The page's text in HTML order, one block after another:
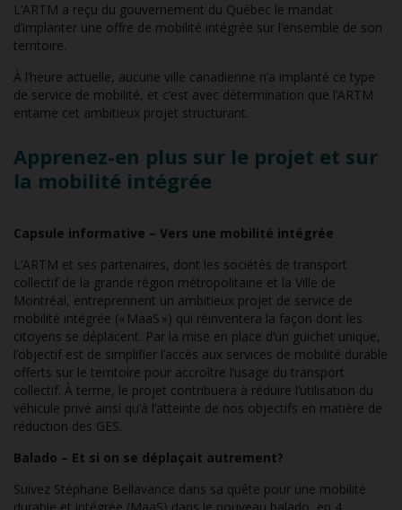
L’ARTM a reçu du gouvernement du Québec le mandat
d’implanter une offre de mobilité intégrée sur l’ensemble de son
territoire.
À l’heure actuelle, aucune ville canadienne n’a implanté ce type
de service de mobilité, et c’est avec détermination que l’ARTM
entame cet ambitieux projet structurant.
Apprenez-en plus sur le projet et sur
la mobilité intégrée
Capsule informative – Vers une mobilité intégrée
L’ARTM et ses partenaires, dont les sociétés de transport
collectif de la grande région métropolitaine et la Ville de
Montréal, entreprennent un ambitieux projet de service de
mobilité intégrée (« MaaS ») qui réinventera la façon dont les
citoyens se déplacent. Par la mise en place d’un guichet unique,
l’objectif est de simplifier l’accès aux services de mobilité durable
offerts sur le territoire pour accroître l’usage du transport
collectif. À terme, le projet contribuera à réduire l’utilisation du
véhicule privé ainsi qu’à l’atteinte de nos objectifs en matière de
réduction des GES.
Balado – Et si on se déplaçait autrement?
Suivez Stéphane Bellavance dans sa quête pour une mobilité